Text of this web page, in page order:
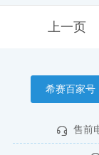
上一页
希赛百家号
售前